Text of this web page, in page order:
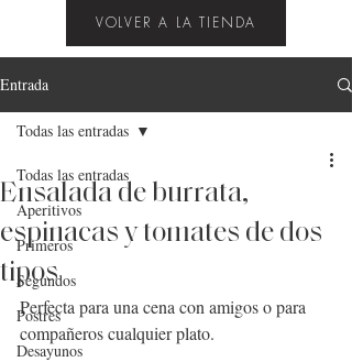
VOLVER A LA TIENDA
Entrada
Todas las entradas
Aperitivos
Primeros
Segundos
Postres
Desayunos
Todas las entradas
Ensalada de burrata,
espinacas y tomates de dos
tipos
Perfecta para una cena con amigos o para
compañeros cualquier plato.